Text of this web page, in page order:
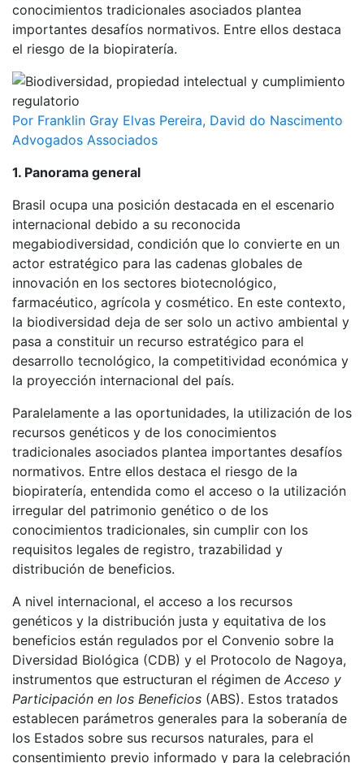
conocimientos tradicionales asociados plantea
importantes desafíos normativos. Entre ellos destaca
el riesgo de la biopiratería.
Por Franklin Gray Elvas Pereira, David do Nascimento
Advogados Associados
1. Panorama general
Brasil ocupa una posición destacada en el escenario
internacional debido a su reconocida
megabiodiversidad, condición que lo convierte en un
actor estratégico para las cadenas globales de
innovación en los sectores biotecnológico,
farmacéutico, agrícola y cosmético. En este contexto,
la biodiversidad deja de ser solo un activo ambiental y
pasa a constituir un recurso estratégico para el
desarrollo tecnológico, la competitividad económica y
la proyección internacional del país.
Paralelamente a las oportunidades, la utilización de los
recursos genéticos y de los conocimientos
tradicionales asociados plantea importantes desafíos
normativos. Entre ellos destaca el riesgo de la
biopiratería, entendida como el acceso o la utilización
irregular del patrimonio genético o de los
conocimientos tradicionales, sin cumplir con los
requisitos legales de registro, trazabilidad y
distribución de beneficios.
A nivel internacional, el acceso a los recursos
genéticos y la distribución justa y equitativa de los
beneficios están regulados por el Convenio sobre la
Diversidad Biológica (CDB) y el Protocolo de Nagoya,
instrumentos que estructuran el régimen de Acceso y
Participación en los Beneficios (ABS). Estos tratados
establecen parámetros generales para la soberanía de
los Estados sobre sus recursos naturales, para el
consentimiento previo informado y para la celebración